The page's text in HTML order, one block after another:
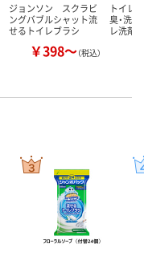
ジョンソン スクラビ
ングバブルシャット流
せるトイレブラシ
￥398～（税込）
トイレ
臭・洗
レ洗剤